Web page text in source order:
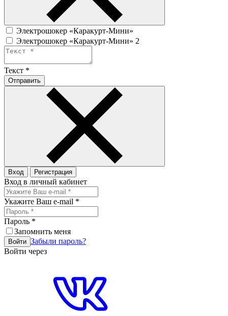
Электрошокер «Каракурт-Мини»
Электрошокер «Каракурт-Мини» 2
Текст *
Отправить
Вход Регистрация
Вход в личный кабинет
Укажите Ваш e-mail *
Пароль *
Запомнить меня
Войти Забыли пароль?
Войти через